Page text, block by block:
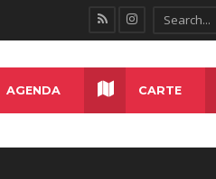
AGENDA CARTE